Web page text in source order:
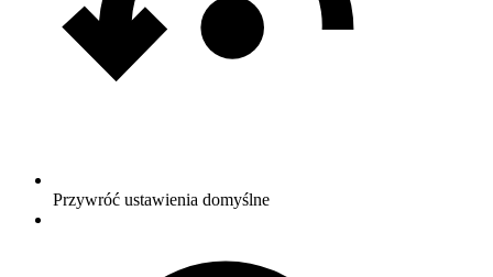
Przywróć ustawienia domyślne